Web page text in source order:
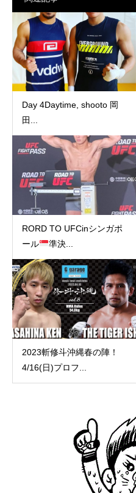
Day 4Daytime, shooto 岡
田...
RORD TO UFCinシンガポ
ール
準決...
2023斬修斗沖縄春の陣！
4/16(日)プロフ...